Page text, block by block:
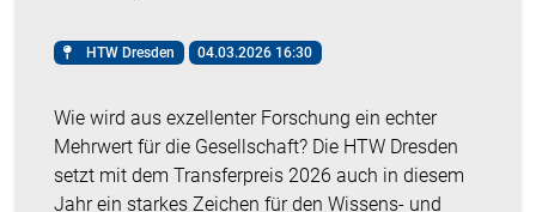
HTW Dresden 04.03.2026 16:30
Wie wird aus exzellenter Forschung ein echter
Mehrwert für die Gesellschaft? Die HTW Dresden
setzt mit dem Transferpreis 2026 auch in diesem
Jahr ein starkes Zeichen für den Wissens- und